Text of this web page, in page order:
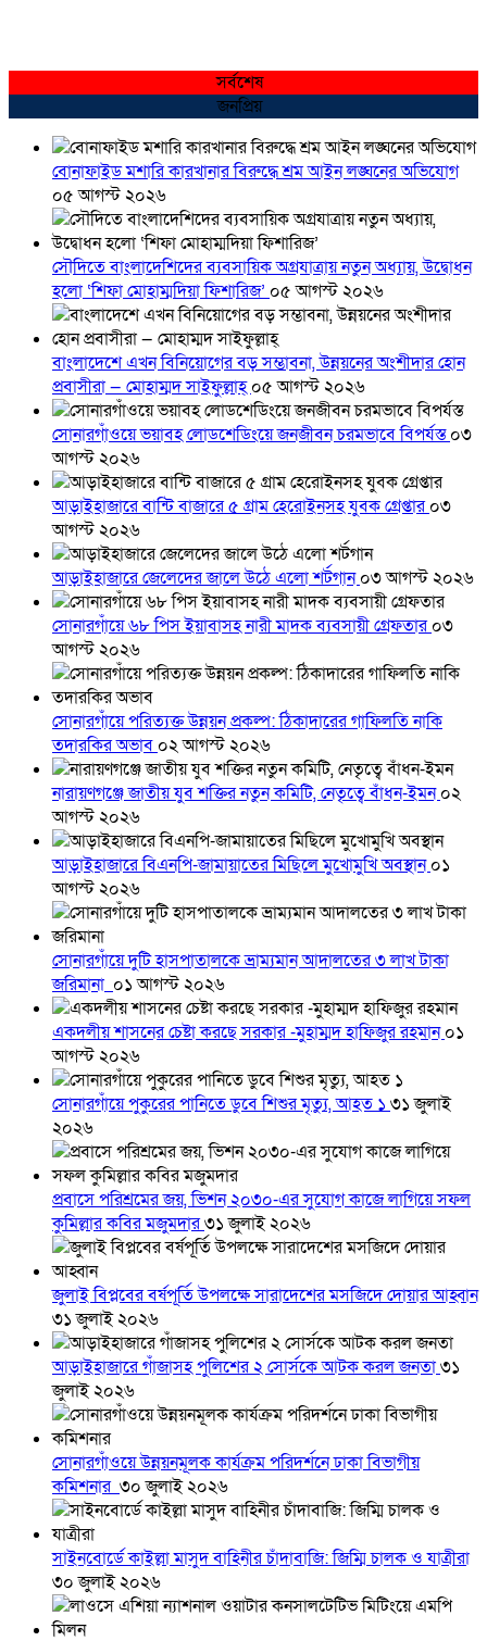
সর্বশেষ
জনপ্রিয়
বোনাফাইড মশারি কারখানার বিরুদ্ধে শ্রম আইন লঙ্ঘনের অভিযোগ
০৫ আগস্ট ২০২৬
সৌদিতে বাংলাদেশিদের ব্যবসায়িক অগ্রযাত্রায় নতুন অধ্যায়, উদ্বোধন
হলো ‘শিফা মোহাম্মদিয়া ফিশারিজ’ ০৫ আগস্ট ২০২৬
বাংলাদেশে এখন বিনিয়োগের বড় সম্ভাবনা, উন্নয়নের অংশীদার হোন
প্রবাসীরা — মোহাম্মদ সাইফুল্লাহ্০৫ আগস্ট ২০২৬
সোনারগাঁওয়ে ভয়াবহ লোডশেডিংয়ে জনজীবন চরমভাবে বিপর্যস্ত০৩
আগস্ট ২০২৬
আড়াইহাজারে বান্টি বাজারে ৫ গ্রাম হেরোইনসহ যুবক গ্রেপ্তার০৩
আগস্ট ২০২৬
আড়াইহাজারে জেলেদের জালে উঠে এলো শর্টগান০৩ আগস্ট ২০২৬
সোনারগাঁয়ে ৬৮ পিস ইয়াবাসহ নারী মাদক ব্যবসায়ী গ্রেফতার০৩
আগস্ট ২০২৬
সোনারগাঁয়ে পরিত্যক্ত উন্নয়ন প্রকল্প: ঠিকাদারের গাফিলতি নাকি
তদারকির অভাব ০২ আগস্ট ২০২৬
নারায়ণগঞ্জে জাতীয় যুব শক্তির নতুন কমিটি, নেতৃত্বে বাঁধন-ইমন০২
আগস্ট ২০২৬
আড়াইহাজারে বিএনপি-জামায়াতের মিছিলে মুখোমুখি অবস্থান০১
আগস্ট ২০২৬
সোনারগাঁয়ে দুটি হাসপাতালকে ভ্রাম্যমান আদালতের ৩ লাখ টাকা
জরিমানা ০১ আগস্ট ২০২৬
একদলীয় শাসনের চেষ্টা করছে সরকার -মুহাম্মদ হাফিজুর রহমান০১
আগস্ট ২০২৬
সোনারগাঁয়ে পুকুরের পানিতে ডুবে শিশুর মৃত্যু, আহত ১ ৩১ জুলাই
২০২৬
প্রবাসে পরিশ্রমের জয়, ভিশন ২০৩০-এর সুযোগ কাজে লাগিয়ে সফল
কুমিল্লার কবির মজুমদার৩১ জুলাই ২০২৬
জুলাই বিপ্লবের বর্ষপূর্তি উপলক্ষে সারাদেশের মসজিদে দোয়ার আহ্বান
৩১ জুলাই ২০২৬
আড়াইহাজারে গাঁজাসহ পুলিশের ২ সোর্সকে আটক করল জনতা৩১
জুলাই ২০২৬
সোনারগাঁওয়ে উন্নয়নমূলক কার্যক্রম পরিদর্শনে ঢাকা বিভাগীয়
কমিশনার ৩০ জুলাই ২০২৬
সাইনবোর্ডে কাইল্লা মাসুদ বাহিনীর চাঁদাবাজি: জিম্মি চালক ও যাত্রীরা
৩০ জুলাই ২০২৬